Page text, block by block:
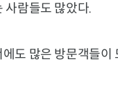
사람들도 많았다.
도 많은 방문객들